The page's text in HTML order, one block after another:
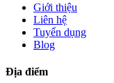
Giới thiệu
Liên hệ
Tuyển dụng
Blog
Địa điểm